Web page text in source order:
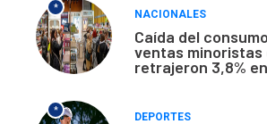
*
NACIONALES
Caída del
ventas minoristas
retrajeron 3,8%
*
DEPORTES